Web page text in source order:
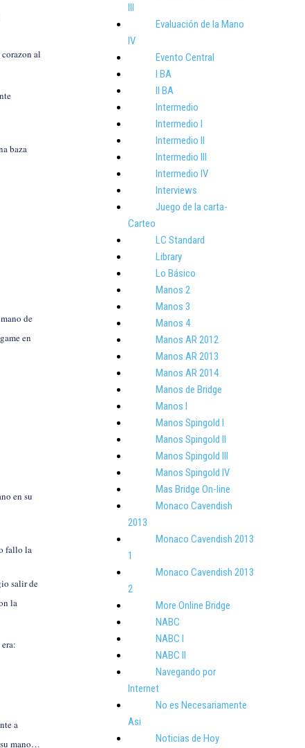
al
baza
de
en
en su
fallo la
salir de
la
a
mano…
III
Evaluación de la Mano
IV
Evento Central
I BA
II BA
Intermedio
Intermedio I
Intermedio II
Intermedio III
Intermedio IV
Interviews
Juego de la carta-
Carteo
LC Standard
Library
Lo Básico
Manos 2
Manos 3
Manos 4
Manos AR 2012
Manos AR 2013
Manos AR 2014
Manos de Bridge
Manos I
Manos Spingold I
Manos Spingold II
Manos Spingold III
Manos Spingold IV
Mas Bridge On-line
Monaco Cavendish
2013
Monaco Cavendish 2013
1
Monaco Cavendish 2013
2
More Online Bridge
NABC
NABC I
NABC II
Navegando por
Internet
No es Necesariamente
Asi
Noticias de Hoy